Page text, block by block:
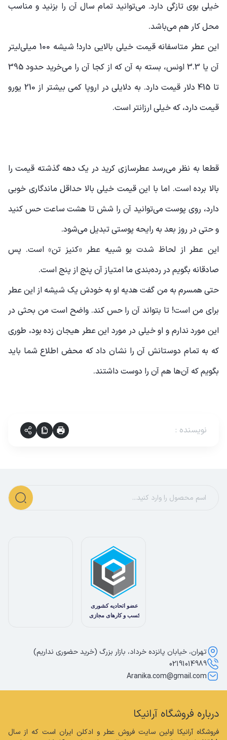
خیلی بوی تازگی دارد. می‌توانید تمام سال آن را بزنید و مناسب
محل کار هم می‌باشد.
این عطر متاسفانه قیمت خیلی بالایی دارد! شیشه 100 میلی‌لیتر
آن یا 3.3 اونس، بسته به آن که از کجا آن را می‌خرید حدود 395
تا 415 دلار قیمت دارد. به دلایلی در اروپا کمی بیشتر از 210 یورو
قیمت دارد، که خیلی ارزانتر است.
قطعا به نظر می‌رسد عطرسازی کرید در یک دهه گذشته قیمت را
بالا برده است. اما با این قیمت خیلی بالا حداقل ماندگاری خوبی
دارد، روی پوست می‌توانید آن را شش تا هشت ساعت حس کنید
و حتی در روز بعد به رایحه پوستی تبدیل می‌شود.
این عطر از لحاظ شدت بو شبیه عطر «کنیز تن» است. پس
صادقانه بگویم در رده‌بندی ما امتیاز آن پنج از پنج است.
حتی همسرم به من گفت هدیه او به خودش یک شیشه از این عطر
برای من است! تا بتواند آن را حس کند. واضح است من بحثی در
این مورد ندارم و او خیلی در مورد این عطر هیجان زده بود، طوری
که به تمام دوستانش آن را نشان داد که محض اطلاع شما باید
بگویم که آن‌ها هم آن را دوست داشتند.
نویسنده :
درباره فروشگاه آرانیکا
تهران، خیابان پانزده خرداد، بازار بزرگ (خرید حضوری نداریم)
02191014989
Aranika.com@gmail.com